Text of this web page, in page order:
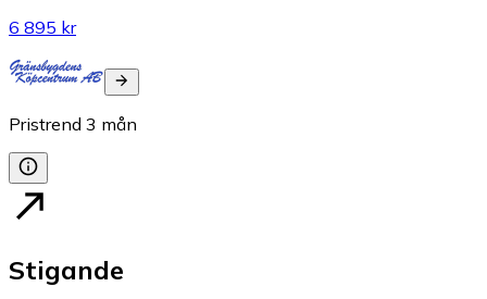
6 895 kr
Pristrend 3 mån
Stigande